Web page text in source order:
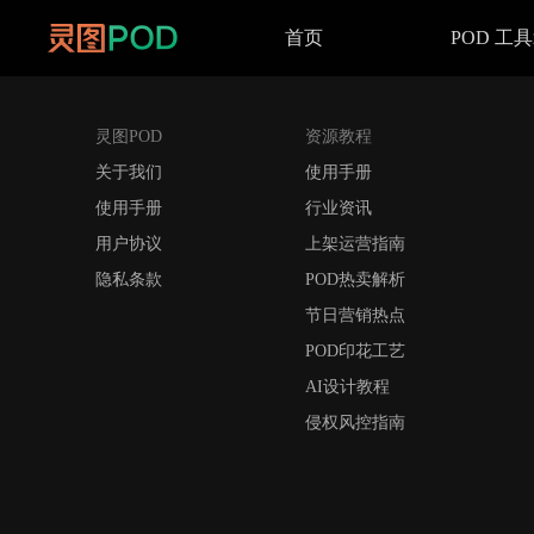
首页 POD 工
灵图POD
关于我们
使用手册
用户协议
隐私条款
资源教程
使用手册
行业资讯
上架运营指南
POD热卖解析
节日营销热点
POD印花工艺
AI设计教程
侵权风控指南